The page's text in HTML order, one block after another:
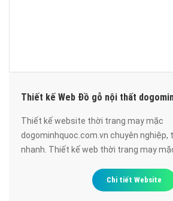
Thiết kế Web Đồ gỗ nội thất
Thiết kế website thời trang may mặc
dogominhquoc.com.vn chuyên nghiệp,
nhanh. Thiết kế web thời trang may
cao, uy tín, chất lượng. Chi tiết Website